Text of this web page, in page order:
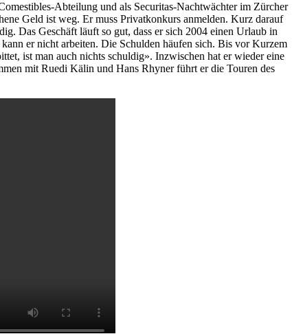
Abteilung und als Securitas-Nachtwächter im Zürcher
Geld ist weg. Er muss Privatkonkurs anmelden. Kurz darauf
Das Geschäft läuft so gut, dass er sich 2004 einen Urlaub in
er nicht arbeiten. Die Schulden häufen sich. Bis vor Kurzem
ist man auch nichts schuldig». Inzwischen hat er wieder eine
mit Ruedi Kälin und Hans Rhyner führt er die Touren des